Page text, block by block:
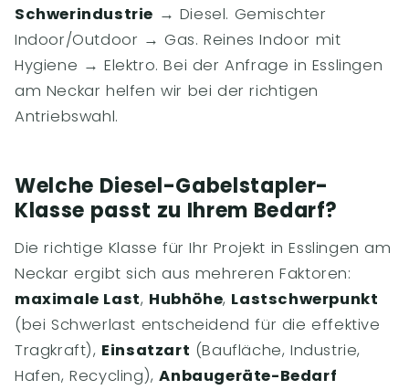
Schwerindustrie → Diesel. Gemischter
Indoor/Outdoor → Gas. Reines Indoor mit
Hygiene → Elektro. Bei der Anfrage in Esslingen
am Neckar helfen wir bei der richtigen
Antriebswahl.
Welche Diesel-Gabelstapler-
Klasse passt zu Ihrem Bedarf?
Die richtige Klasse für Ihr Projekt in Esslingen am
Neckar ergibt sich aus mehreren Faktoren:
maximale Last, Hubhöhe, Lastschwerpunkt
(bei Schwerlast entscheidend für die effektive
Tragkraft), Einsatzart (Baufläche, Industrie,
Hafen, Recycling),Anbaugeräte-Bedarf